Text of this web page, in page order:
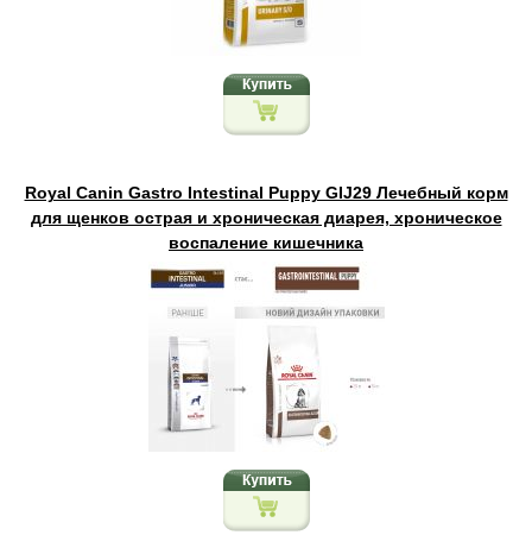
Royal Canin Gastro Intestinal Puppy GIJ29 Лечебный корм
для щенков острая и хроническая диарея, хроническое
воспаление кишечника